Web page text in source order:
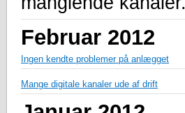
Februar 2012
Ingen kendte problemer på anlægget
Mange digitale kanaler ude af drift